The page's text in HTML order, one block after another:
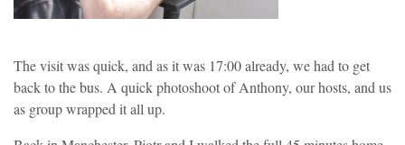
The visit was quick, and as it was 17:00 already, we had to get
back to the bus. A quick photoshoot of Anthony, our hosts, and us
as group wrapped it all up.